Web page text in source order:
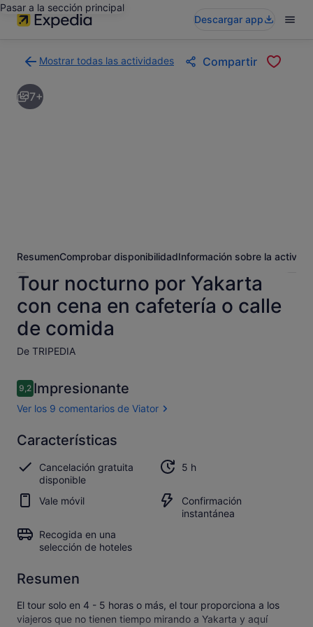
Pasar a la sección principal
Descargar app
Mostrar todas las actividades
a
la
página
Compartir
7+
ResumenComprobar disponibilidadInformación sobre la
Tour nocturno por Yakarta
con cena en cafetería o calle
de comida
De TRIPEDIA
Comentarios
9,29,2 de 10
Impresionante
Ver los 9 comentarios de Viator
9.29.2 sobre 10
Impresionante
Abrir los
9 comentarios
de Viator
Características
Cancelación gratuita
disponible
5 h
Vale móvil
Confirmación
instantánea
Recogida en una
selección de hoteles
Resumen
El tour solo en 4 - 5 horas o más, el tour proporciona a los
viajeros que no tienen tiempo mirando a Yakarta y aquí